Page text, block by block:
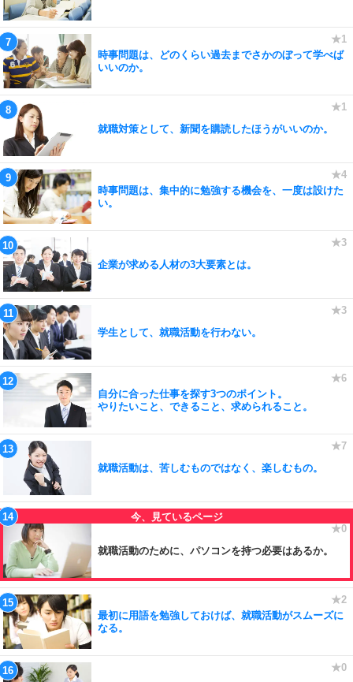
時事問題は、どのくらい過去までさかのぼって学べば
いいのか。
就職対策として、新聞を購読したほうがいいのか。
時事問題は、集中的に勉強する機会を、一度は設けた
い。
企業が求める人材の3大要素とは。
学生として、就職活動を行わない。
自分に合った仕事を探す3つのポイント。
やりたいこと、できること、求められること。
就職活動は、苦しむものではなく、楽しむもの。
就職活動のために、パソコンを持つ必要はあるか。
最初に用語を勉強しておけば、就職活動がスムーズに
なる。